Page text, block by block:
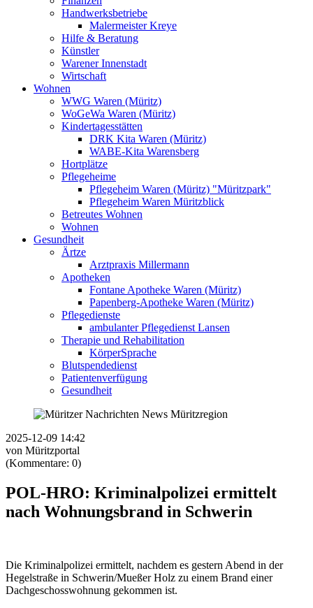
Handwerksbetriebe
Malermeister Kreye
Hilfe & Beratung
Künstler
Warener Innenstadt
Wirtschaft
Wohnen
WWG Waren (Müritz)
WoGeWa Waren (Müritz)
Kindertagesstätten
DRK Kita Waren (Müritz)
WABE-Kita Warensberg
Hortplätze
Pflegeheime
Pflegeheim Waren (Müritz) "Müritzpark"
Pflegeheim Waren Müritzblick
Betreutes Wohnen
Wohnen
Gesundheit
Ärtze
Arztpraxis Millermann
Apotheken
Fontane Apotheke Waren (Müritz)
Papenberg-Apotheke Waren (Müritz)
Pflegedienste
ambulanter Pflegedienst Lansen
Therapie und Rehabilitation
KörperSprache
Blutspendedienst
Patientenverfügung
Gesundheit
2025-12-09 14:42
von Müritzportal
(Kommentare: 0)
POL-HRO: Kriminalpolizei ermittelt
nach Wohnungsbrand in Schwerin
Die Kriminalpolizei ermittelt, nachdem es gestern Abend in der
Hegelstraße in Schwerin/Mueßer Holz zu einem Brand einer
Dachgeschosswohnung gekommen ist.